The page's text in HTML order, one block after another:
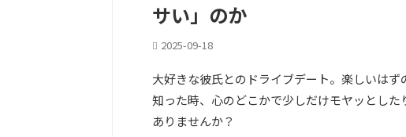
サい」のか
2025-09-18
大好きな彼氏とのドライブデート。楽しいは
知った時、心のどこかで少しだけモヤッとし
ありませんか？